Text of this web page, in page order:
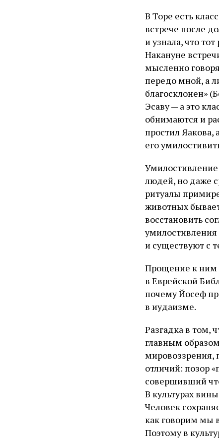
В Торе есть
встрече после
и узнала, что
Накануне
мысленно
передо мной, а
благосклонен»
Эсаву — а это
обнимаются и
простил Яакова,
его
людей, но даже
ритуалы
животных
восстановить
и существуют с
Прощение к ним
в Еврейской
почему Йосеф
в иудаизме.
Разгадка в том,
главным
мировоззрения,
отличий: позор
совершивший
В культурах
Человек
как говорим мы
Поэтому в